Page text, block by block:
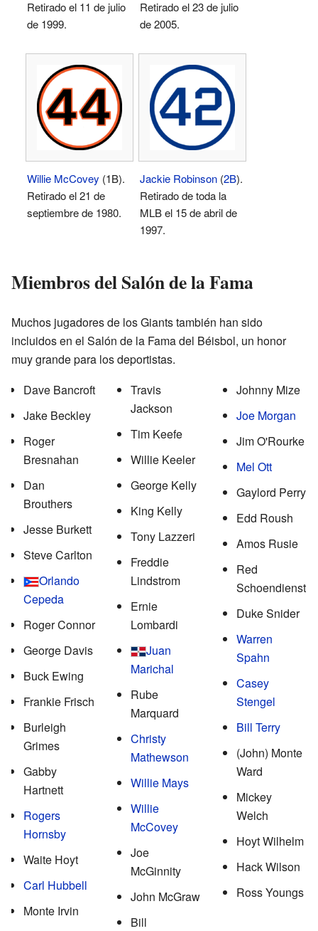
Retirado el 11 de julio
de 1999.
Retirado el 23 de julio
de 2005.
Willie McCovey (1B).
Retirado el 21 de
septiembre de 1980.
Jackie Robinson (2B).
Retirado de toda la
MLB el 15 de abril de
1997.
Miembros del Salón de la Fama
Muchos jugadores de los Giants también han sido
incluidos en el Salón de la Fama del Béisbol, un honor
muy grande para los deportistas.
Dave Bancroft
Jake Beckley
Roger
Bresnahan
Dan
Brouthers
Jesse Burkett
Steve Carlton
Orlando
Cepeda
Roger Connor
George Davis
Buck Ewing
Frankie Frisch
Burleigh
Grimes
Gabby
Hartnett
Rogers
Hornsby
Waite Hoyt
Carl Hubbell
Monte Irvin
Travis
Jackson
Tim Keefe
Willie Keeler
George Kelly
King Kelly
Tony Lazzeri
Freddie
Lindstrom
Ernie
Lombardi
Juan
Marichal
Rube
Marquard
Christy
Mathewson
Willie Mays
Willie
McCovey
Joe
McGinnity
John McGraw
Bill
Johnny Mize
Joe Morgan
Jim O'Rourke
Mel Ott
Gaylord Perry
Edd Roush
Amos Rusie
Red
Schoendienst
Duke Snider
Warren
Spahn
Casey
Stengel
Bill Terry
(John) Monte
Ward
Mickey
Welch
Hoyt Wilhelm
Hack Wilson
Ross Youngs